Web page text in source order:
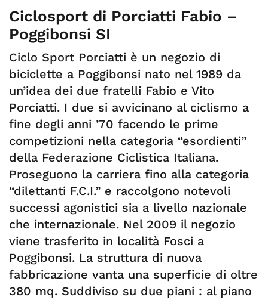
Ciclosport di Porciatti Fabio –
Poggibonsi SI
Ciclo Sport Porciatti è un negozio di
biciclette a Poggibonsi nato nel 1989 da
un’idea dei due fratelli Fabio e Vito
Porciatti. I due si avvicinano al ciclismo a
fine degli anni ’70 facendo le prime
competizioni nella categoria “esordienti”
della Federazione Ciclistica Italiana.
Proseguono la carriera fino alla categoria
“dilettanti F.C.I.” e raccolgono notevoli
successi agonistici sia a livello nazionale
che internazionale. Nel 2009 il negozio
viene trasferito in località Fosci a
Poggibonsi. La struttura di nuova
fabbricazione vanta una superficie di oltre
380 mq. Suddiviso su due piani : al piano